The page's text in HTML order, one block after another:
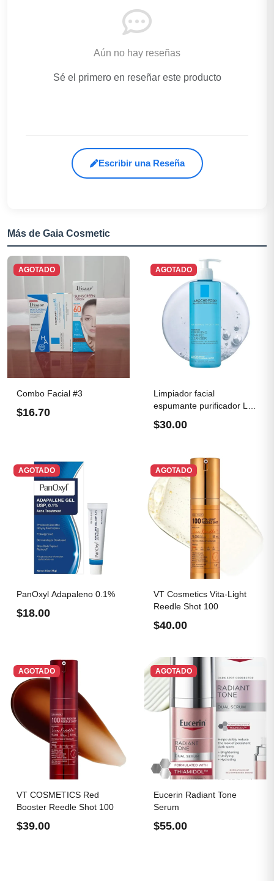
Aún no hay reseñas
Sé el primero en reseñar este producto
Escribir una Reseña
Más de Gaia Cosmetic
AGOTADO
Combo Facial #3
$16.70
AGOTADO
Limpiador facial
espumante purificador La
$30.00
AGOTADO
PanOxyl Adapaleno 0.1%
$18.00
AGOTADO
VT Cosmetics Vita-Light
Reedle Shot 100
$40.00
AGOTADO
VT COSMETICS Red
Booster Reedle Shot 100
$39.00
AGOTADO
Eucerin Radiant Tone
Serum
$55.00